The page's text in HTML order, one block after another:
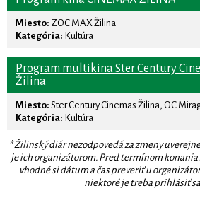
Miesto: ZOC MAX Žilina
Kategória: Kultúra
Program multikina Ster Century
Žilina
Miesto: Ster Century Cinemas Žilina, OC
Kategória: Kultúra
* Žilinský diár nezodpovedá za zmeny
je ich organizátorom. Pred termínom
vhodné si dátum a čas preveriť u
niektoré je treba prihlásiť